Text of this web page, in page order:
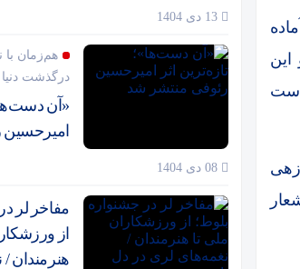
زهی
هم‌زمان با
درگذشت دنیا
«آن
مفاخر لر
از
هنرمندان /